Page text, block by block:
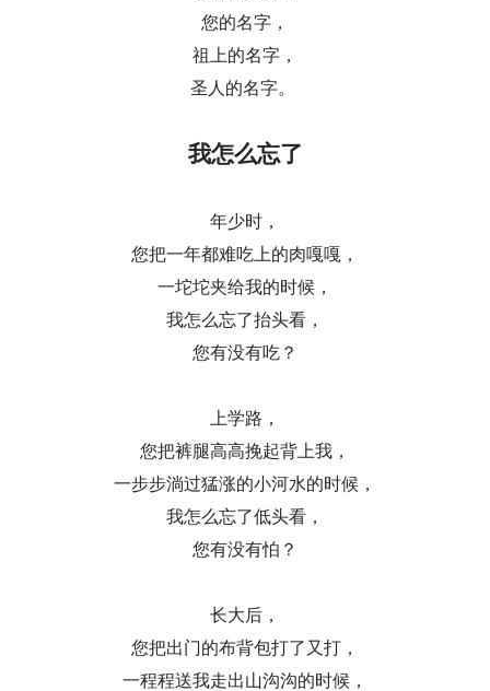
您的名字，
祖上的名字，
圣人的名字。
我怎么忘了
年少时，
您把一年都难吃上的肉嘎嘎，
一坨坨夹给我的时候，
我怎么忘了抬头看，
您有没有吃？
上学路，
您把裤腿高高挽起背上我，
一步步淌过猛涨的小河水的时候，
我怎么忘了低头看，
您有没有怕？
长大后，
您把出门的布背包打了又打，
一程程送我走出山沟沟的时候，